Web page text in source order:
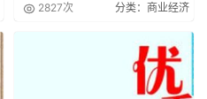
2827次 分类：商业经济